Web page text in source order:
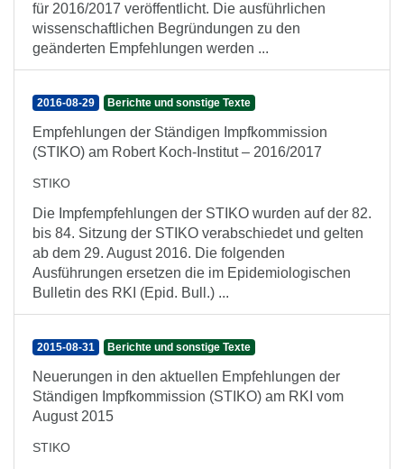
für 2016/2017 veröffentlicht. Die ausführlichen
wissenschaftlichen Begründungen zu den
geänderten Empfehlungen werden ...
2016-08-29 Berichte und sonstige Texte
Empfehlungen der Ständigen Impfkommission
(STIKO) am Robert Koch-Institut – 2016/2017
STIKO
Die Impfempfehlungen der STIKO wurden auf der 82.
bis 84. Sitzung der STIKO verabschiedet und gelten
ab dem 29. August 2016. Die folgenden
Ausführungen ersetzen die im Epidemiologischen
Bulletin des RKI (Epid. Bull.) ...
2015-08-31 Berichte und sonstige Texte
Neuerungen in den aktuellen Empfehlungen der
Ständigen Impfkommission (STIKO) am RKI vom
August 2015
STIKO